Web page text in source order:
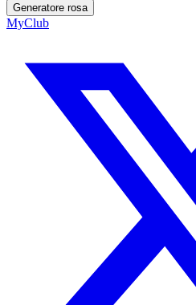
Generatore rosa
MyClub